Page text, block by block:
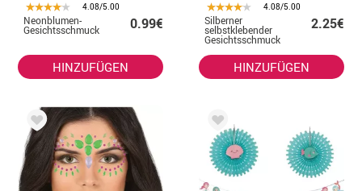
4.08/5.00
Neonblumen-
Gesichtsschmuck 0.99€
HINZUFÜGEN
4.08/5.00
Silberner
selbstklebender
Gesichtsschmuck
2.25€
HINZUFÜGEN